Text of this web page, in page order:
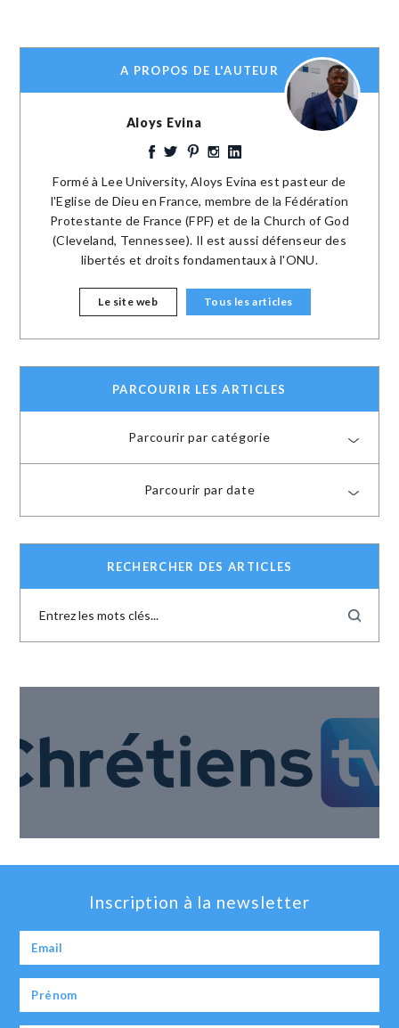
A PROPOS DE L'AUTEUR
Aloys Evina
Formé à Lee University, Aloys Evina est pasteur de
l'Eglise de Dieu en France, membre de la Fédération
Protestante de France (FPF) et de la Church of God
(Cleveland, Tennessee). Il est aussi défenseur des
libertés et droits fondamentaux à l'ONU.
Le site web Tous les articles
PARCOURIR LES ARTICLES
Parcourir par catégorie
Parcourir par date
RECHERCHER DES ARTICLES
Inscription à la newsletter